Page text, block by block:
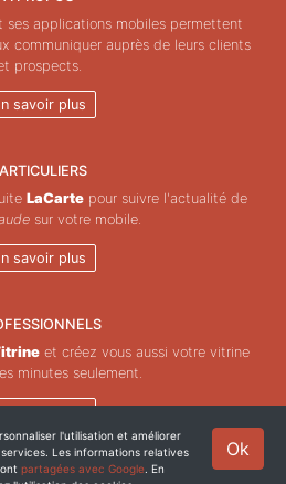
ses applications mobiles permettent
communiquer auprès de leurs clients
prospects.
savoir plus
LaCartepour suivre l'actualité de
sur votre mobile.
savoir plus
et créez vous aussi votre vitrine
minutes seulement.
savoir plus
2026 - Tous droits réservés. Ok
l'utilisation et améliorer
Les informations relatives
partagées avec Google . En